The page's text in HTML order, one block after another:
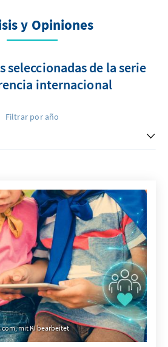
y Opiniones
seleccionadas de la serie
internacional
Filtrar por año
mit KI bearbeitet